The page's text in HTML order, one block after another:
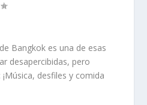
Bangkok es una de esas
desapercibidas, pero
desfiles y comida